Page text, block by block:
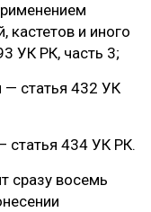
кастетов и иного
УК РК, часть 3;
— статья 432 УК
статья 434 УК РК.
сразу восемь